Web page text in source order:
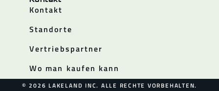
Kontakt
Standorte
Vertriebspartner
Wo man kaufen kann
© 2026 LAKELAND INC. ALLE RECHTE VORBEHALTEN.